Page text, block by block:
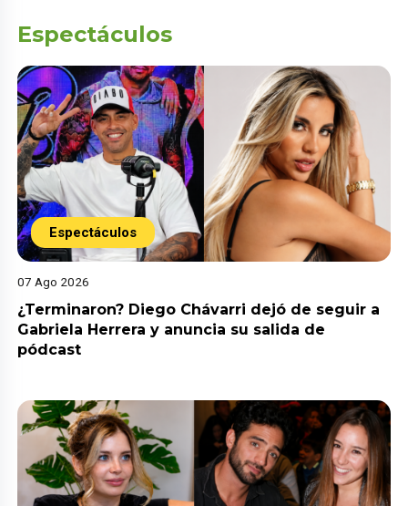
Espectáculos
Espectáculos
07 Ago 2026
¿Terminaron? Diego Chávarri dejó de seguir a
Gabriela Herrera y anuncia su salida de
pódcast